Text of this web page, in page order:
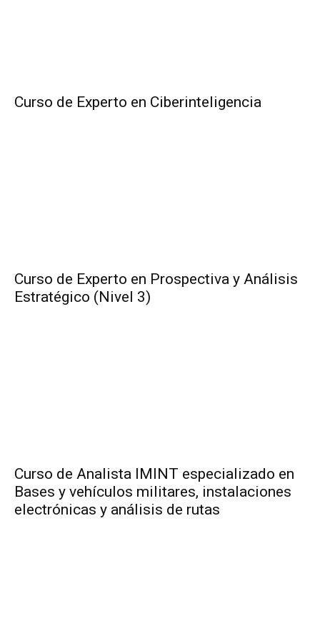
Curso de Experto en Ciberinteligencia
Curso de Experto en Prospectiva y Análisis
Estratégico (Nivel 3)
Curso de Analista IMINT especializado en
Bases y vehículos militares, instalaciones
electrónicas y análisis de rutas